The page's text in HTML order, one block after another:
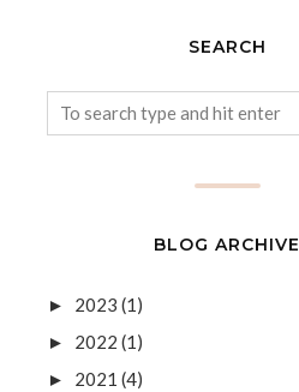
SEARCH
BLOG ARCHIVE
► 2023 (1)
► 2022 (1)
► 2021 (4)